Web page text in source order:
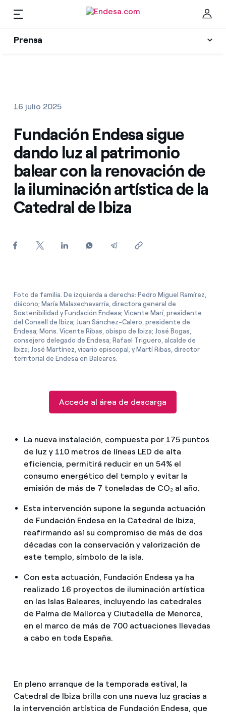
Prensa
Prensa
Encuentra la tarifa que más te conviene
Compara nuestras tarifas de empresa y ahorra
Por cada kWh que ahorres, te descontamos otro
compañía?
Ofertas para autónomos y Pymes
¿Gestionas varias comunidades de propietarios?
Recursos
Colecciones
Contactos prensa
16 julio 2025
Fundación Endesa sigue
dando luz al patrimonio
balear con la renovación de
la iluminación artística de la
Catedral de Ibiza
Foto de familia. De izquierda a derecha: Pedro Miguel Ramírez,
diácono; María Malaxechevarría, directora general de
Sostenibilidad y Fundación Endesa; Vicente Marí, presidente
del Consell de Ibiza; Juan Sánchez-Calero, presidente de
Endesa; Mons. Vicente Ribas, obispo de Ibiza; José Bogas,
consejero delegado de Endesa; Rafael Triguero, alcalde de
Ibiza; José Martínez, vicario episcopal; y Martí Ribas, director
territorial de Endesa en Baleares.
Accede al área de descarga
La nueva instalación, compuesta por 175 puntos
de luz y 110 metros de líneas LED de alta
eficiencia, permitirá reducir en un 54% el
consumo energético del templo y evitar la
emisión de más de 7 toneladas de CO₂ al año.
Esta intervención supone la segunda actuación
de Fundación Endesa en la Catedral de Ibiza,
reafirmando así su compromiso de más de dos
décadas con la conservación y valorización de
este templo, símbolo de la isla.
Con esta actuación, Fundación Endesa ya ha
realizado 16 proyectos de iluminación artística
en las Islas Baleares, incluyendo las catedrales
de Palma de Mallorca y Ciutadella de Menorca,
en el marco de más de 700 actuaciones llevadas
a cabo en toda España.
En pleno arranque de la temporada estival, la
Catedral de Ibiza brilla con una nueva luz gracias a
la intervención artística de Fundación Endesa, que